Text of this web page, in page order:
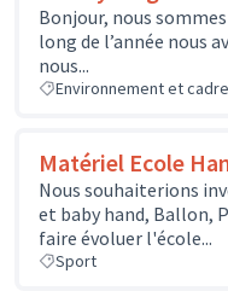
Bonjour, nous sommes
long de l’année nous
nous...
Environnement et
Matériel Ecole
Nous souhaiterions
et baby hand, Ballon,
faire évoluer l'école...
Sport